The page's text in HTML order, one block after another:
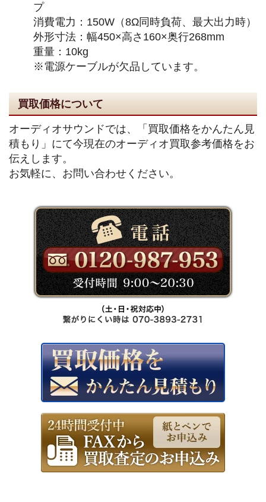
プ
消費電力：150W（8Ω同時負荷、最大出力時）
外形寸法：幅450×高さ160×奥行268mm
重量：10kg
※電源ケーブルが欠品しています。
買取価格について
オーディオサウンドでは、「買取価格をかんたん見
積もり」にて今現在のオーディオ買取参考価格をお
伝えします。
お気軽に、お問い合わせください。